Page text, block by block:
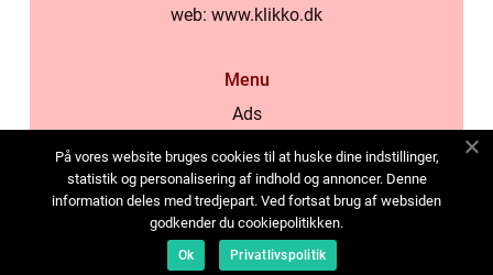
web: www.klikko.dk
Menu
Ads
Cookies
Contact
Sitemap
På vores website bruges cookies til at huske dine indstillinger,
statistik og personalisering af indhold og annoncer. Denne
information deles med tredjepart. Ved fortsat brug af websiden
godkender du cookiepolitikken.
Ok Privatlivspolitik